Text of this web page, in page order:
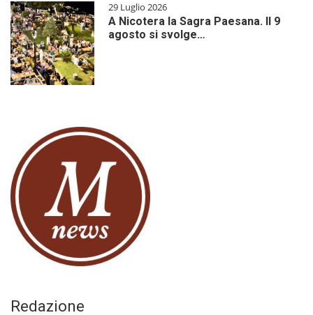
29 Luglio 2026
A Nicotera la Sagra Paesana. Il 9
agosto si svolge…
Redazione